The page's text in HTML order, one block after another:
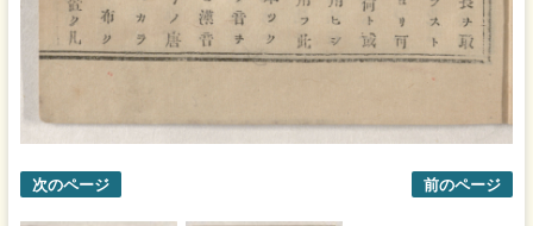
次のページ 前のページ